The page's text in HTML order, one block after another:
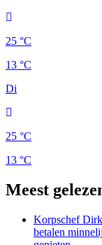
25 °C
13 °C
Di
25 °C
13 °C
Meest
Korpschef
betalen